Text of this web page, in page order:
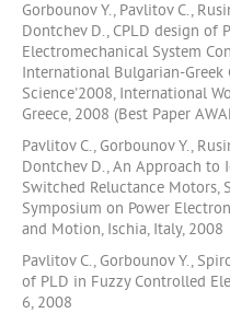
Gorbounov Y., Pavlitov C.,
Dontchev D., CPLD design of
Electromechanical System
International Bulgarian-Greek
Science'2008, International
Greece, 2008 (Best Paper
Pavlitov C., Gorbounov Y.,
Dontchev D., An Approach
Switched Reluctance Motors,
Symposium on Power
and Motion, Ischia, Italy, 2008
Pavlitov C., Gorbounov Y.,
of PLD in Fuzzy Controlled
6, 2008